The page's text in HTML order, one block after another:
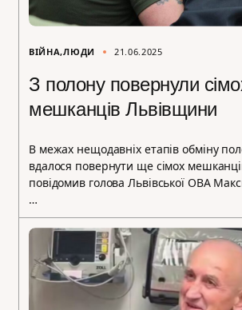
ВІЙНА ЛЮДИ 21.06.2025
З полону повернули
мешканців Львівщини
В межах нещодавніх етапів обміну
вдалося повернути ще сімох
повідомив голова Львівської ОВА
…